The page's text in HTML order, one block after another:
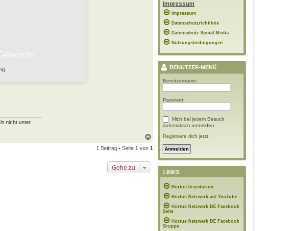
nicht unter
c
1 Beitrag • Seite 1 von 1
Gehe zu
Impressum
Impressum
Datenschutzrichtlinie
Datenschutz Social Media
Nutzungsbedingungen
BENUTZER-MENÜ
Benutzername:
Passwort:
Mich bei jedem Besuch
automatisch anmelden
Registriere dich jetzt!
LINKS
Hortus Insectorum
Hortus Netzwerk auf YouTube
Hortus Netzwerk DE Facebook
Seite
Hortus Netzwerk DE Facebook
Gruppe